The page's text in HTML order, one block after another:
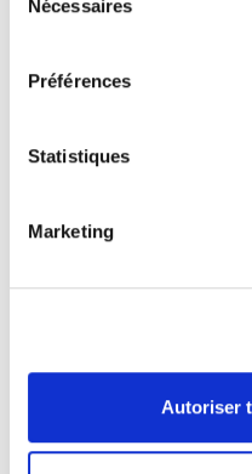
Nécessaires
Préférences
Statistiques
Marketing
Autoriser